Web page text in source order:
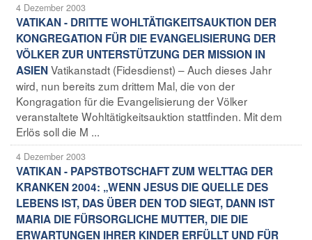
4 Dezember 2003
VATIKAN - DRITTE WOHLTÄTIGKEITSAUKTION DER
KONGREGATION FÜR DIE EVANGELISIERUNG DER
VÖLKER ZUR UNTERSTÜTZUNG DER MISSION IN
ASIENVatikanstadt (Fidesdienst) – Auch dieses Jahr
wird, nun bereits zum drittem Mal, die von der
Kongragation für die Evangelisierung der Völker
veranstaltete Wohltätigkeitsauktion stattfinden. Mit dem
Erlös soll die M ...
4 Dezember 2003
VATIKAN - PAPSTBOTSCHAFT ZUM WELTTAG DER
KRANKEN 2004: „WENN JESUS DIE QUELLE DES
LEBENS IST, DAS ÜBER DEN TOD SIEGT, DANN IST
MARIA DIE FÜRSORGLICHE MUTTER, DIE DIE
ERWARTUNGEN IHRER KINDER ERFÜLLT UND FÜR